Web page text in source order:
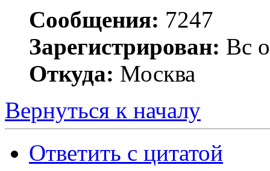
Сообщения: 7247
Зарегистрирован: Вс
Откуда: Москва
Вернуться к началу
Ответить с цитатой